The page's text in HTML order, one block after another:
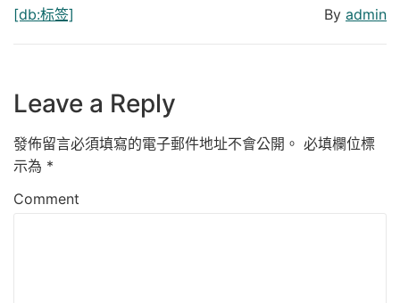
[db:标签] By admin
Leave a Reply
發佈留言必須填寫的電子郵件地址不會公開。 必填欄位標
示為 *
Comment